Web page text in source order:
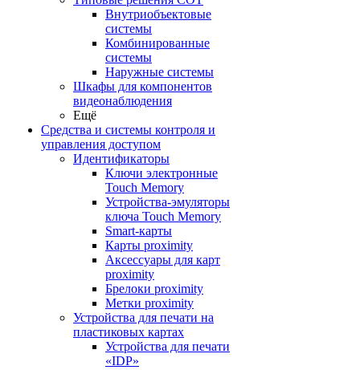
Внутриобъектовые
системы
Комбинированные
системы
Наружные системы
Шкафы для компонентов
видеонаблюдения
Ещё
Средства и системы контроля и
управления доступом
Идентификаторы
Ключи электронные
Touch Memory
Устройства-эмуляторы
ключа Touch Memory
Smart-карты
Карты proximity
Аксессуары для карт
proximitу
Брелоки proximity
Метки proximity
Устройства для печати на
пластиковых картах
Устройства для печати
«IDP»